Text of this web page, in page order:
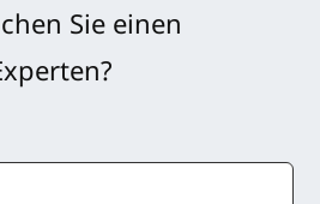
Sie einen